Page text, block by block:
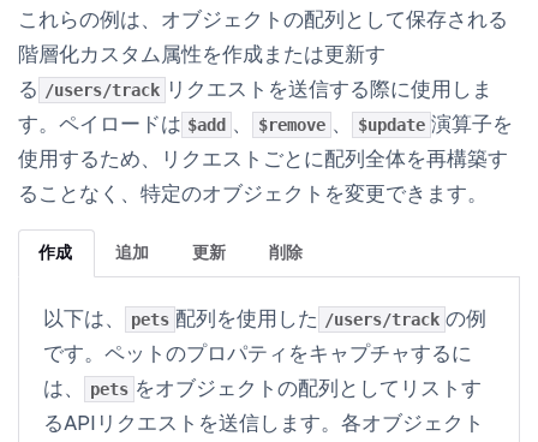
これらの例は、オブジェクトの配列として保存される
階層化カスタム属性を作成または更新す
る /users/track リクエストを送信する際に使用しま
す。ペイロードは $add 、 $remove 、 $update 演算子を
使用するため、リクエストごとに配列全体を再構築す
ることなく、特定のオブジェクトを変更できます。
作成 追加 更新 削除
以下は、 pets 配列を使用した /users/track の例
です。ペットのプロパティをキャプチャするに
は、
pets をオブジェクトの配列としてリストす
るAPIリクエストを送信します。各オブジェクト